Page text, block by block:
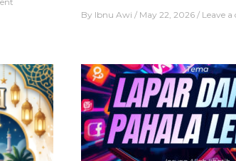
By Ibnu Awi May 22, 2026 Leave